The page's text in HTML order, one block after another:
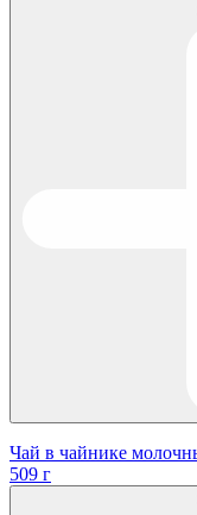
Чай в чайнике
509 г